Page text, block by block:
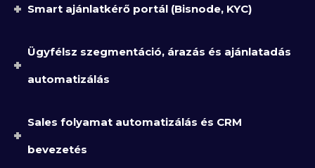
Smart ajánlatkérő portál (Bisnode, KYC)
Ügyfélsz szegmentáció, árazás és ajánlatadás
automatizálás
Sales folyamat automatizálás és CRM
bevezetés